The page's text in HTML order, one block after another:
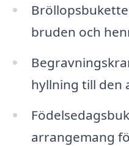
bruden och
hyllning till den
arrangemang